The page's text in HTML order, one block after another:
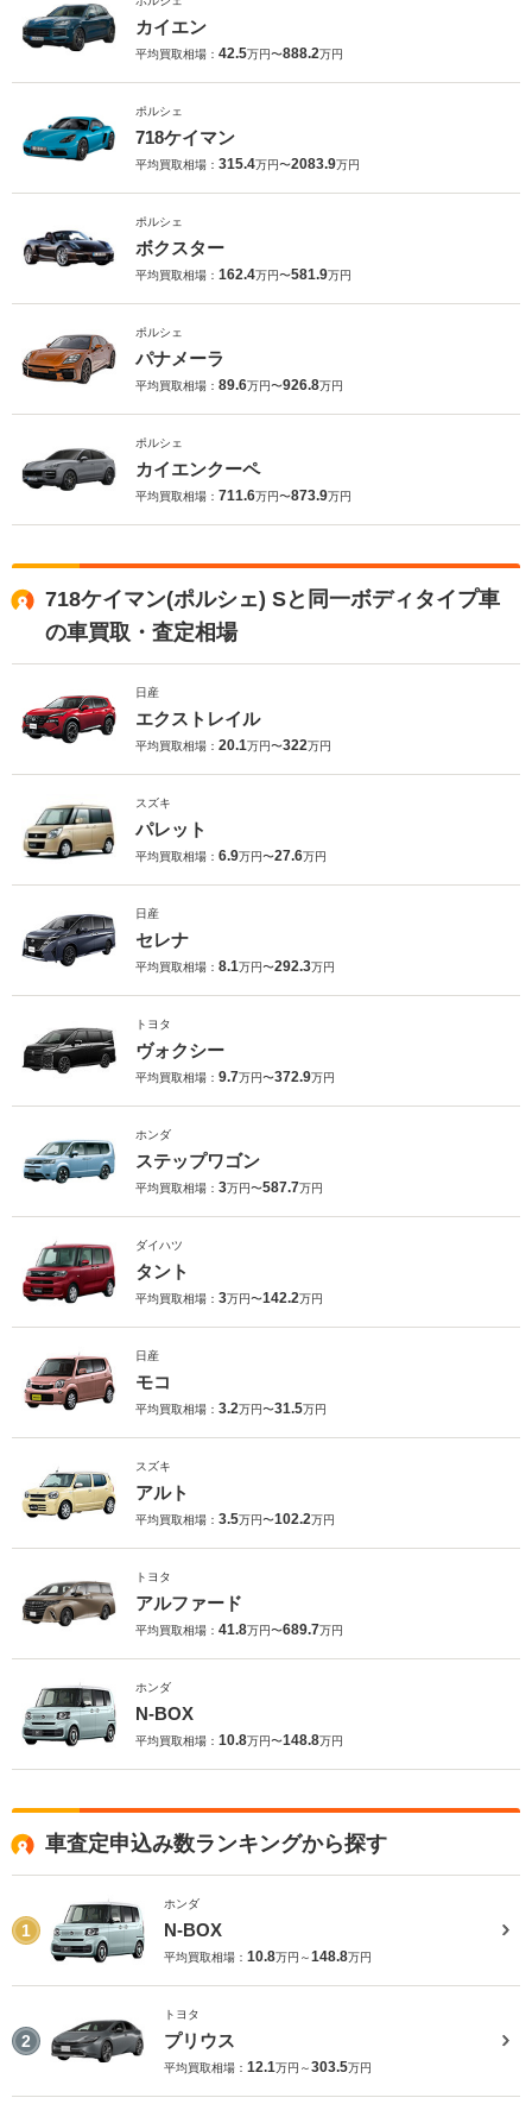
カイエン
平均買取相場： 42.5万円〜888.2万円
ポルシェ
718ケイマン
平均買取相場： 315.4万円〜2083.9万円
ポルシェ
ボクスター
平均買取相場： 162.4万円〜581.9万円
ポルシェ
パナメーラ
平均買取相場： 89.6万円〜926.8万円
ポルシェ
カイエンクーペ
平均買取相場： 711.6万円〜873.9万円
718ケイマン(ポルシェ) Sと同一ボディタイプ車
の車買取・査定相場
日産
エクストレイル
平均買取相場： 20.1万円〜322万円
スズキ
パレット
平均買取相場： 6.9万円〜27.6万円
日産
セレナ
平均買取相場： 8.1万円〜292.3万円
トヨタ
ヴォクシー
平均買取相場： 9.7万円〜372.9万円
ホンダ
ステップワゴン
平均買取相場： 3万円〜587.7万円
ダイハツ
タント
平均買取相場： 3万円〜142.2万円
日産
モコ
平均買取相場： 3.2万円〜31.5万円
スズキ
アルト
平均買取相場： 3.5万円〜102.2万円
トヨタ
アルファード
平均買取相場： 41.8万円〜689.7万円
ホンダ
N-BOX
平均買取相場： 10.8万円〜148.8万円
車査定申込み数ランキングから探す
1
ホンダ
N-BOX
平均買取相場： 10.8万円～148.8万円
2
トヨタ
プリウス
平均買取相場： 12.1万円～303.5万円